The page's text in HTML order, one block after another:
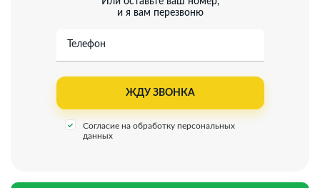
права собственности.
потерять!
и я вам перезвоню
Телефон
Согласие на обработку персональных
данных